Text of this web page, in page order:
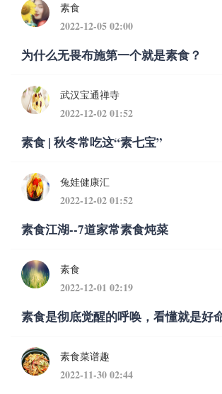
素食
2022-12-05 02:00
为什么无畏布施第一个就是素食？
武汉宝通禅寺
2022-12-02 01:52
素食 | 秋冬常吃这“素七宝”
兔娃健康汇
2022-12-02 01:52
素食江湖--7道家常素食炖菜
素食
2022-12-01 02:19
素食是彻底觉醒的呼唤，看懂就是好
素食菜谱趣
2022-11-30 02:44